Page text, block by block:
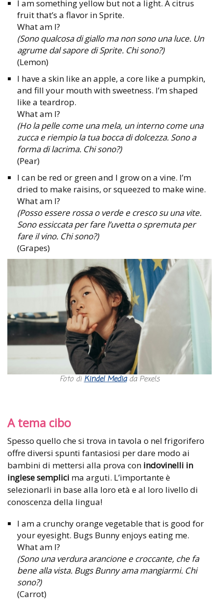
I am something yellow but not a light. A citrus
fruit that’s a flavor in Sprite.
What am I?
(Sono qualcosa di giallo ma non sono una luce. Un
agrume dal sapore di Sprite. Chi sono?)
(Lemon)
I have a skin like an apple, a core like a pumpkin,
and fill your mouth with sweetness. I’m shaped
like a teardrop.
What am I?
(Ho la pelle come una mela, un interno come una
zucca e riempio la tua bocca di dolcezza. Sono a
forma di lacrima. Chi sono?)
(Pear)
I can be red or green and I grow on a vine. I’m
dried to make raisins, or squeezed to make wine.
What am I?
(Posso essere rossa o verde e cresco su una vite.
Sono essiccata per fare l’uvetta o spremuta per
fare il vino. Chi sono?)
(Grapes)
Foto diKindel Mediada Pexels
A tema cibo
Spesso quello che si trova in tavola o nel frigorifero
offre diversi spunti fantasiosi per dare modo ai
bambini di mettersi alla prova con indovinelli in
inglese semplici ma arguti. L’importante è
selezionarli in base alla loro età e al loro livello di
conoscenza della lingua!
I am a crunchy orange vegetable that is good for
your eyesight. Bugs Bunny enjoys eating me.
What am I?
(Sono una verdura arancione e croccante, che fa
bene alla vista. Bugs Bunny ama mangiarmi. Chi
sono?)
(Carrot)